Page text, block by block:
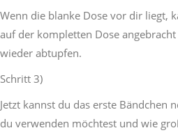
Wenn die blanke Dose vor dir liegt,
auf der kompletten Dose
wieder abtupfen.
Schritt 3)
Jetzt kannst du das erste Bändchen
du verwenden möchtest und wie